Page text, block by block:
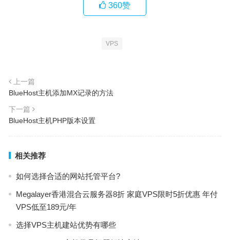
360赞
VPS
上一篇
BlueHost主机添加MX记录的方法
下一篇
BlueHost主机PHP版本设置
相关推荐
如何选择合适的网站托管平台?
Megalayer香港混合云服务器8折 家庭VPS限时5折优惠 年付
VPS低至189元/年
选择VPS主机建站优势有哪些